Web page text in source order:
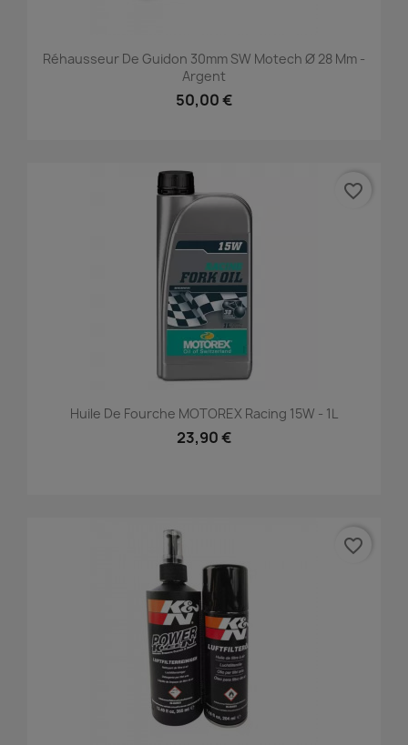
Réhausseur De Guidon 30mm SW Motech Ø 28 Mm -
Argent
50,00 €
Huile De Fourche MOTOREX Racing 15W - 1L
23,90 €
favorite_border
favorite_border